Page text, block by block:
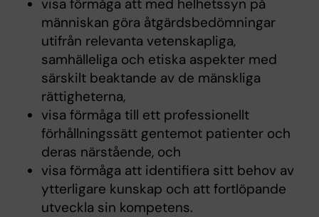
visa förmåga att med helhetssyn på
människan göra åtgärdsbedömningar
utifrån relevanta vetenskapliga,
samhälleliga och etiska aspekter med
särskilt beaktande av de mänskliga
rättigheterna,
visa förmåga till ett professionellt
förhållningssätt gentemot patienter och
deras närstående, och
visa förmåga att identifiera sitt behov av
ytterligare kunskap och att fortlöpande
utveckla sin kompetens.